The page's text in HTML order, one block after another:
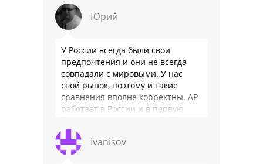
(т. е. только интернет радио), нет
…
Юрий
У России всегда были свои
предпочтения и они не всегда
совпадали с мировыми. У нас
свой рынок, поэтому и такие
сравнения вполне корректны. АР
работает в России и в первую
Ivanisov